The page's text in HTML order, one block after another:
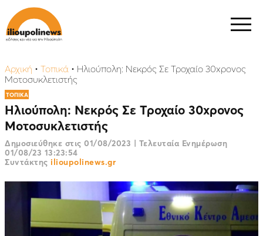
Αρχική • Τοπικά • Ηλιούπολη: Νεκρός Σε Τροχαίο 30xρονος
Μοτοσυκλετιστής
ΤΟΠΙΚΑ
Ηλιούπολη: Νεκρός Σε Τροχαίο 30xρονος
Μοτοσυκλετιστής
Δημοσιεύθηκε στις 01/08/2023 | Τελευταία Ενημέρωση
01/08/23 13:23:54
Συντάκτης ilioupolinews.gr